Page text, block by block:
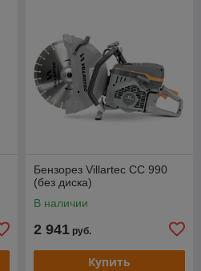
Бензорез Villartec CC 990
(без диска)
В наличии
2 941 руб.
Купить